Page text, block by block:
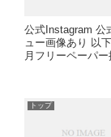
公式Instagram
ュー画像あり 以
月フリーペーパ
トップ